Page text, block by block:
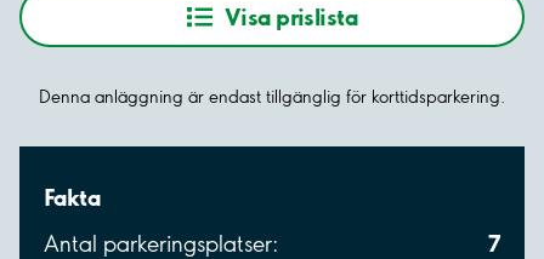
Visa prislista
Denna anläggning är endast tillgänglig för korttidsparkering.
Fakta
Antal parkeringsplatser: 7